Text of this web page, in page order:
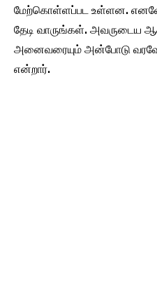
மேற்கொள்ளப்பட உள்ளன.
தேடி வாருங்கள். அவருடைய
அனைவரையும் அன்போடு
என்றார்.